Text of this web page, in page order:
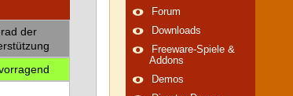
der
Forum
Downloads
Freeware-Spiele &
Addons
Demos